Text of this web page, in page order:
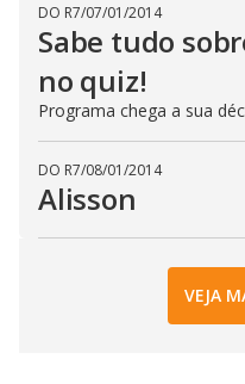
DO R7/07/01/2014
Sabe tudo
no quiz!
Programa chega a sua
DO R7/08/01/2014
Alisson
VEJA